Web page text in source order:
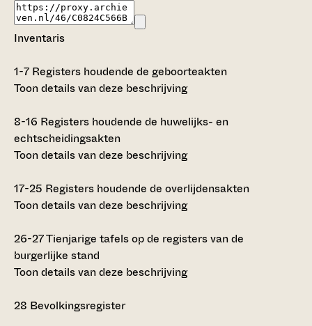
Inventaris
1-7 Registers houdende de geboorteakten
Toon details van deze beschrijving
8-16 Registers houdende de huwelijks- en
echtscheidingsakten
Toon details van deze beschrijving
17-25 Registers houdende de overlijdensakten
Toon details van deze beschrijving
26-27Tienjarige tafels op de registers van de
burgerlijke stand
Toon details van deze beschrijving
28 Bevolkingsregister